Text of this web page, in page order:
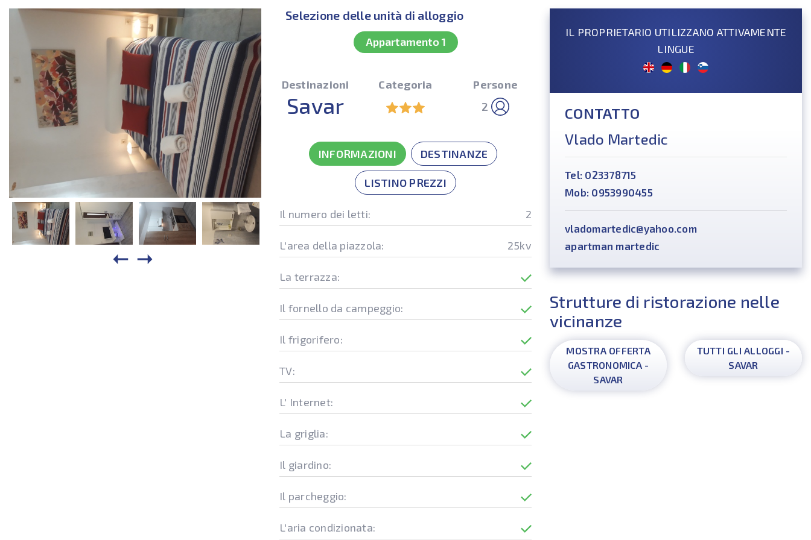
Selezione delle unità di alloggio
Appartamento 1
Destinazioni
Savar
Categoria
Persone
2
INFORMAZIONI DESTINANZE
LISTINO PREZZI
Il numero dei letti: 2
L'area della piazzola: 25kv
La terrazza:
Il fornello da campeggio:
Il frigorifero:
TV:
L' Internet:
La griglia:
Il giardino:
Il parcheggio:
L'aria condizionata:
IL PROPRIETARIO UTILIZZANO ATTIVAMENTE
LINGUE
CONTATTO
Vlado Martedic
Tel: 023378715
Mob: 0953990455
vladomartedic@yahoo.com
apartman martedic
Strutture di ristorazione nelle
vicinanze
MOSTRA OFFERTA
GASTRONOMICA -
SAVAR
TUTTI GLI ALLOGGI -
SAVAR